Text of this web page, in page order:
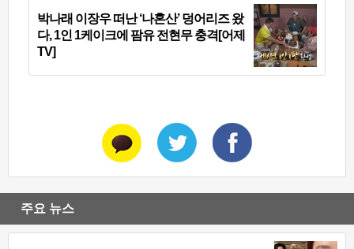
박나래 이장우 떠난 ‘나혼산’ 덩어리즈 왔
다, 1인 1케이크에 팜유 전현무 충격[어제
TV]
주요 뉴스